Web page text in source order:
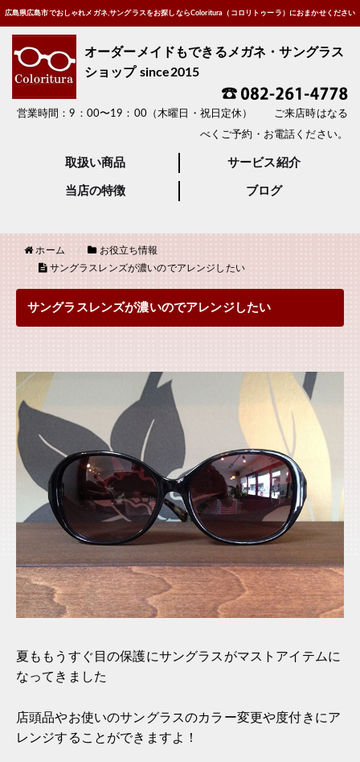
広島県広島市でおしゃれメガネ,サングラスをお探しならColoritura（コロリトゥーラ）におまかせください
オーダーメイドもできるメガネ・サングラス
ショップ since2015
営業時間：9：00〜19：00（木曜日・祝日定休） ご来店時はなる
べくご予約・お電話ください。
取扱い商品 サービス紹介
当店の特徴 ブログ
ホーム
お役立ち情報
サングラスレンズが濃いのでアレンジしたい
サングラスレンズが濃いのでアレンジしたい
夏ももうすぐ目の保護にサングラスがマストアイテムに
なってきました
店頭品やお使いのサングラスのカラー変更や度付きにア
レンジすることができますよ！